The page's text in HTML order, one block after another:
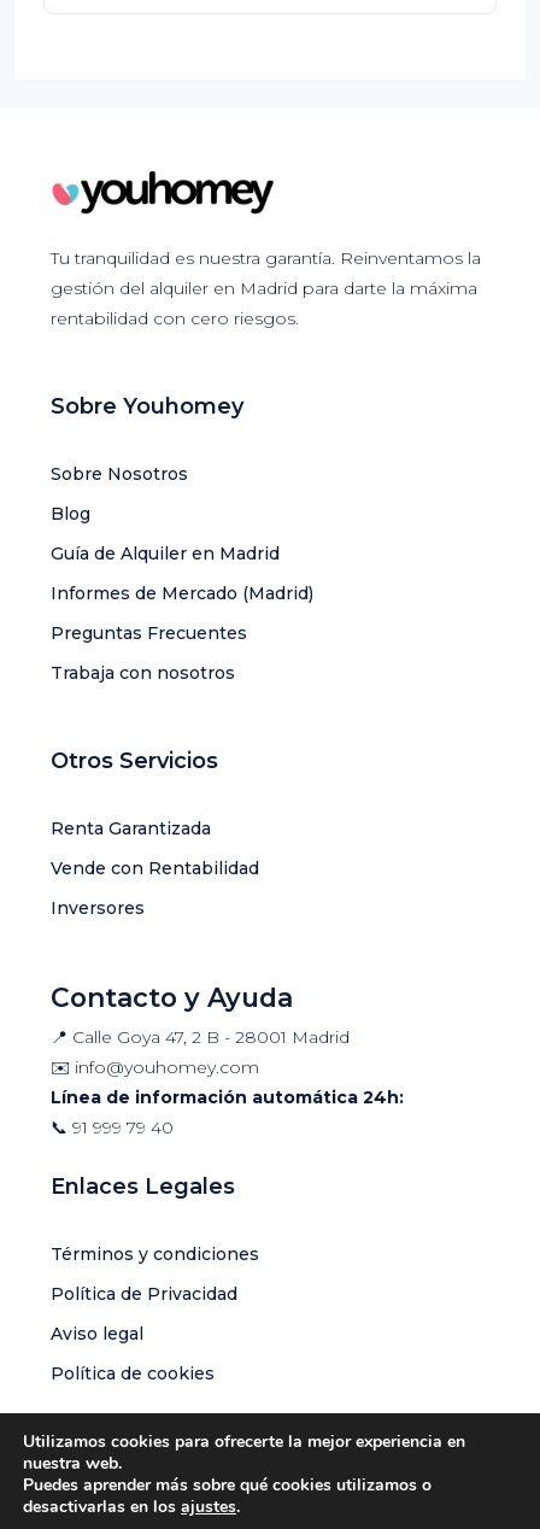
Tu tranquilidad es nuestra garantía. Reinventamos la
gestión del alquiler en Madrid para darte la máxima
rentabilidad con cero riesgos.
Sobre Youhomey
Sobre Nosotros
Blog
Guía de Alquiler en Madrid
Informes de Mercado (Madrid)
Preguntas Frecuentes
Trabaja con nosotros
Otros Servicios
Renta Garantizada
Vende con Rentabilidad
Inversores
Contacto y Ayuda
📍 Calle Goya 47, 2 B - 28001 Madrid
✉️ info@youhomey.com
Línea de información automática 24h:
📞 91 999 79 40
Enlaces Legales
Términos y condiciones
Política de Privacidad
Aviso legal
Política de cookies
© Youhomey Global S.L.U | Todos los derechos reservados
Utilizamos cookies para ofrecerte la mejor experiencia en
nuestra web.
Puedes aprender más sobre qué cookies utilizamos o
desactivarlas en los ajustes.